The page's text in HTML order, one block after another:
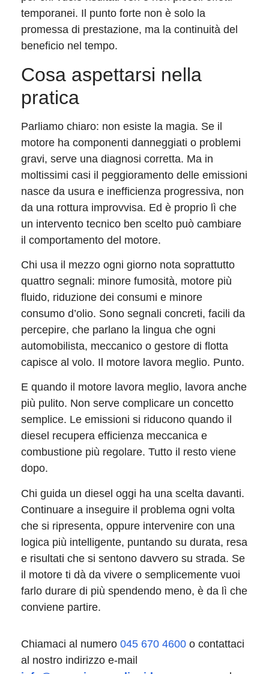
temporanei. Il punto forte non è solo la
promessa di prestazione, ma la continuità del
beneficio nel tempo.
Cosa aspettarsi nella
pratica
Parliamo chiaro: non esiste la magia. Se il
motore ha componenti danneggiati o problemi
gravi, serve una diagnosi corretta. Ma in
moltissimi casi il peggioramento delle emissioni
nasce da usura e inefficienza progressiva, non
da una rottura improvvisa. Ed è proprio lì che
un intervento tecnico ben scelto può cambiare
il comportamento del motore.
Chi usa il mezzo ogni giorno nota soprattutto
quattro segnali: minore fumosità, motore più
fluido, riduzione dei consumi e minore
consumo d’olio. Sono segnali concreti, facili da
percepire, che parlano la lingua che ogni
automobilista, meccanico o gestore di flotta
capisce al volo. Il motore lavora meglio. Punto.
E quando il motore lavora meglio, lavora anche
più pulito. Non serve complicare un concetto
semplice. Le emissioni si riducono quando il
diesel recupera efficienza meccanica e
combustione più regolare. Tutto il resto viene
dopo.
Chi guida un diesel oggi ha una scelta davanti.
Continuare a inseguire il problema ogni volta
che si ripresenta, oppure intervenire con una
logica più intelligente, puntando su durata, resa
e risultati che si sentono davvero su strada. Se
il motore ti dà da vivere o semplicemente vuoi
farlo durare di più spendendo meno, è da lì che
conviene partire.
Chiamaci al numero 045 670 4600 o contattaci
al nostro indirizzo e-mail